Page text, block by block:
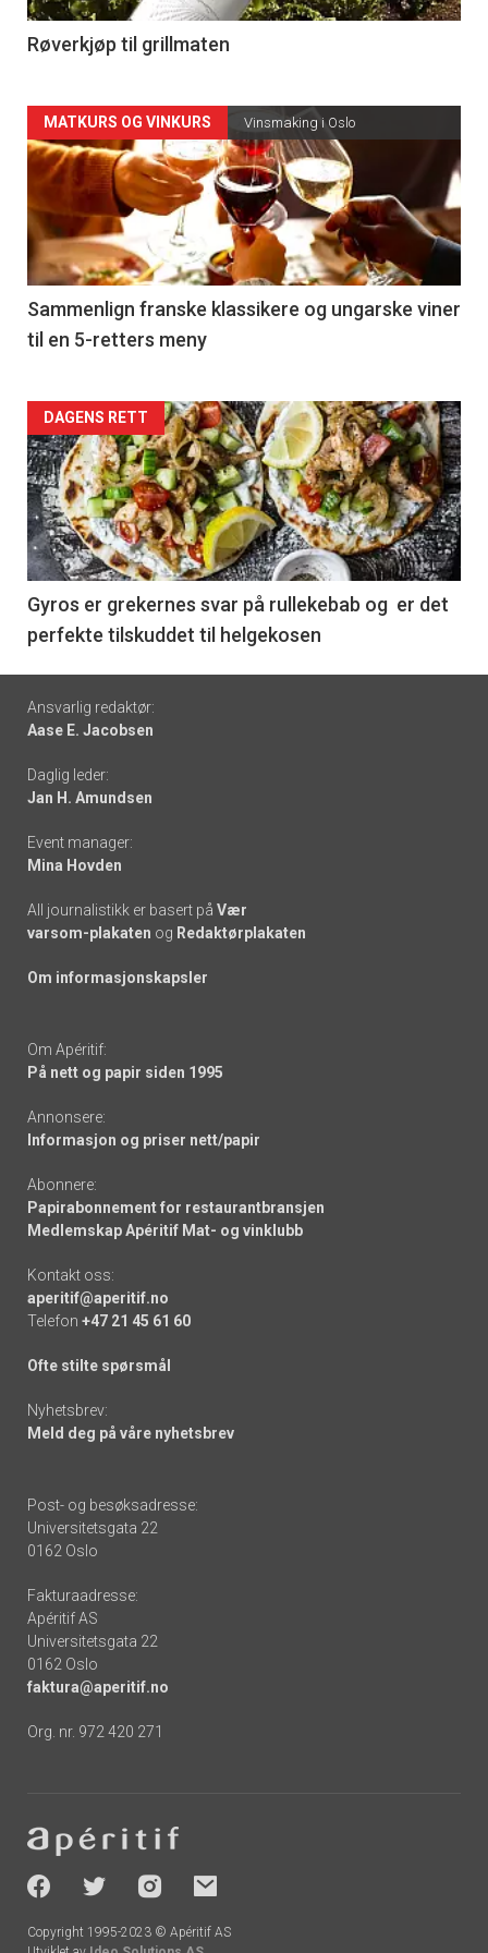
4
Røverkjøp til grillmaten
Forsiden
akkurat
nå
-
5
MATKURS OG VINKURS Vinsmaking i Oslo
Sammenlign franske klassikere og ungarske viner
til en 5-retters meny
Forsiden
akkurat
nå
-
6
DAGENS RETT
Gyros er grekernes svar på rullekebab og er det
perfekte tilskuddet til helgekosen
Footer
-
links
Ansvarlig redaktør:
Aase E. Jacobsen
Daglig leder:
Jan H. Amundsen
Event manager:
Mina Hovden
All journalistikk er basert på Vær
varsom-plakaten og Redaktørplakaten
Om informasjonskapsler
Om Apéritif:
På nett og papir siden 1995
Annonsere:
Informasjon og priser nett/papir
Abonnere:
Papirabonnement for restaurantbransjen
Medlemskap Apéritif Mat- og vinklubb
Kontakt oss:
aperitif@aperitif.no
Telefon +47 21 45 61 60
Ofte stilte spørsmål
Nyhetsbrev:
Meld deg på våre nyhetsbrev
Post- og besøksadresse:
Universitetsgata 22
0162 Oslo
Fakturaadresse:
Apéritif AS
Universitetsgata 22
0162 Oslo
faktura@aperitif.no
Org. nr. 972 420 271
-
socials
Copyright 1995-2023 © Apéritif AS